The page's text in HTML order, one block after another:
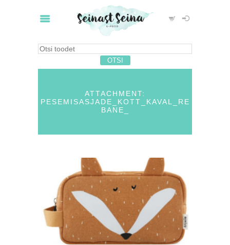
ATTACHMENT:
PESEMISASJADE_KOTT_KAVAL_RE
BANE_